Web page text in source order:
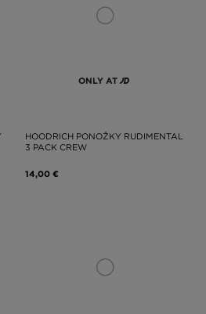
ONLY AT
HOODRICH PONOŽKY RUDIMENTAL
3 PACK CREW
14,00 €